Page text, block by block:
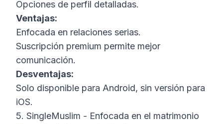
Opciones de perfil detalladas.
Ventajas:
Enfocada en relaciones serias.
Suscripción premium permite mejor
comunicación.
Desventajas:
Solo disponible para Android, sin versión para
iOS.
5. SingleMuslim - Enfocada en el matrimonio